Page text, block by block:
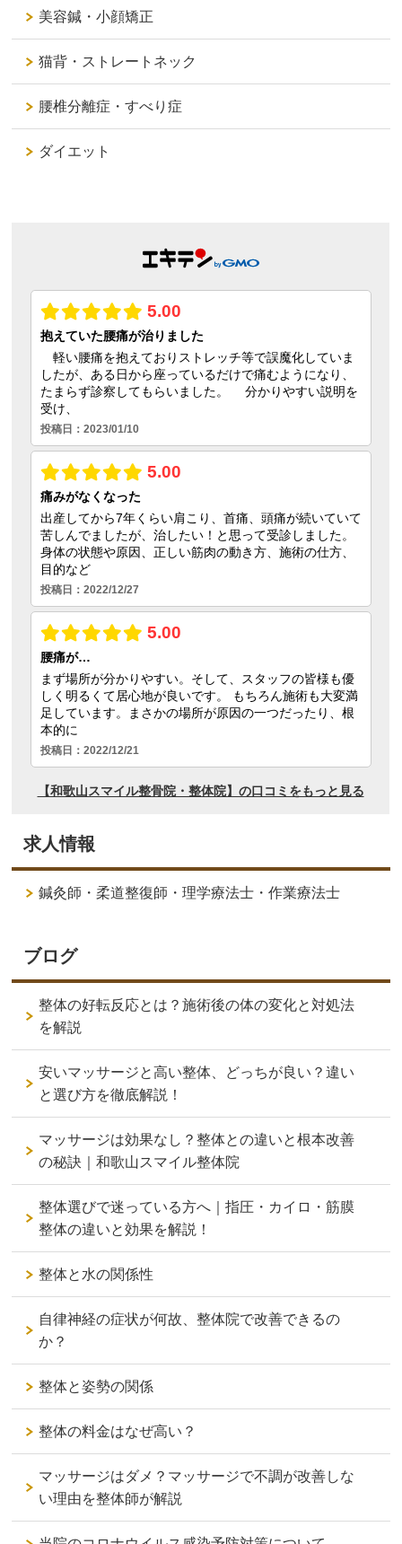
美容鍼・小顔矯正
猫背・ストレートネック
腰椎分離症・すべり症
ダイエット
求人情報
鍼灸師・柔道整復師・理学療法士・作業療法士
ブログ
整体の好転反応とは？施術後の体の変化と対処法
を解説
安いマッサージと高い整体、どっちが良い？違い
と選び方を徹底解説！
マッサージは効果なし？整体との違いと根本改善
の秘訣｜和歌山スマイル整体院
整体選びで迷っている方へ｜指圧・カイロ・筋膜
整体の違いと効果を解説！
整体と水の関係性
自律神経の症状が何故、整体院で改善できるの
か？
整体と姿勢の関係
整体の料金はなぜ高い？
マッサージはダメ？マッサージで不調が改善しな
い理由を整体師が解説